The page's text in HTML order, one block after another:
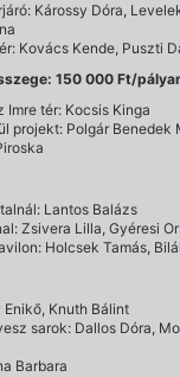
Károssy Dóra,
Kovács Kende, Puszti
150 000 Ft/
Imre tér: Kocsis Kinga
projekt: Polgár Benedek
Lantos Balázs
Zsivera Lilla, Gyéresi
Holcsek Tamás,
Enikő, Knuth Bálint
sarok: Dallos Dóra,
Barbara